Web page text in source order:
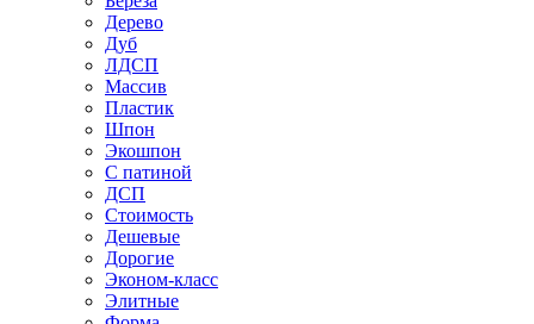
Дерево
Дуб
ЛДСП
Массив
Пластик
Шпон
Экошпон
С патиной
ДСП
Стоимость
Дешевые
Дорогие
Эконом-класс
Элитные